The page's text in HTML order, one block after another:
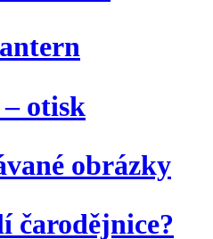
otisk
obrázky
čarodějnice?